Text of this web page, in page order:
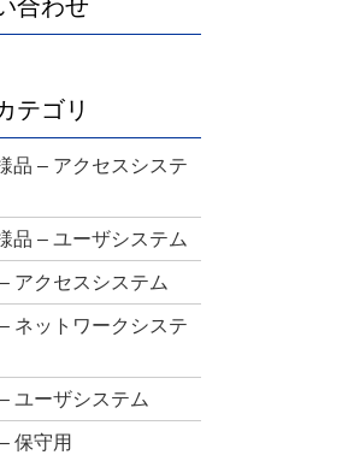
合わせ
テゴリ
品 – アクセスシステ
品 – ユーザシステム
アクセスシステム
ネットワークシステ
ユーザシステム
保守用